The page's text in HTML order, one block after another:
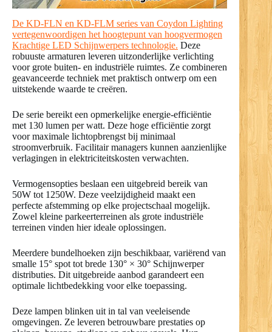
De KD-FLN en KD-FLM series van Coydon Lighting
vertegenwoordigen het hoogtepunt van hoogvermogen
Krachtige LED Schijnwerpers technologie. Deze
robuuste armaturen leveren uitzonderlijke verlichting
voor grote buiten- en industriële ruimtes. Ze combineren
geavanceerde techniek met praktisch ontwerp om een
uitstekende waarde te creëren.
De serie bereikt een opmerkelijke energie-efficiëntie
met 130 lumen per watt. Deze hoge efficiëntie zorgt
voor maximale lichtopbrengst bij minimaal
stroomverbruik. Facilitair managers kunnen aanzienlijke
verlagingen in elektriciteitskosten verwachten.
Vermogensopties beslaan een uitgebreid bereik van
50W tot 1250W. Deze veelzijdigheid maakt een
perfecte afstemming op elke projectschaal mogelijk.
Zowel kleine parkeerterreinen als grote industriële
terreinen vinden hier ideale oplossingen.
Meerdere bundelhoeken zijn beschikbaar, variërend van
smalle 15° spot tot brede 130° × 30° Schijnwerper
distributies. Dit uitgebreide aanbod garandeert een
optimale lichtbedekking voor elke toepassing.
Deze lampen blinken uit in tal van veeleisende
omgevingen. Ze leveren betrouwbare prestaties op